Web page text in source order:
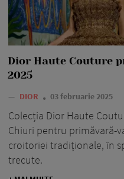
Dior Haute Couture
2025
— DIOR 03 februarie 2025
Colecția Dior Haute
Chiuri pentru primăvară-
croitoriei tradiționale, în
trecute.